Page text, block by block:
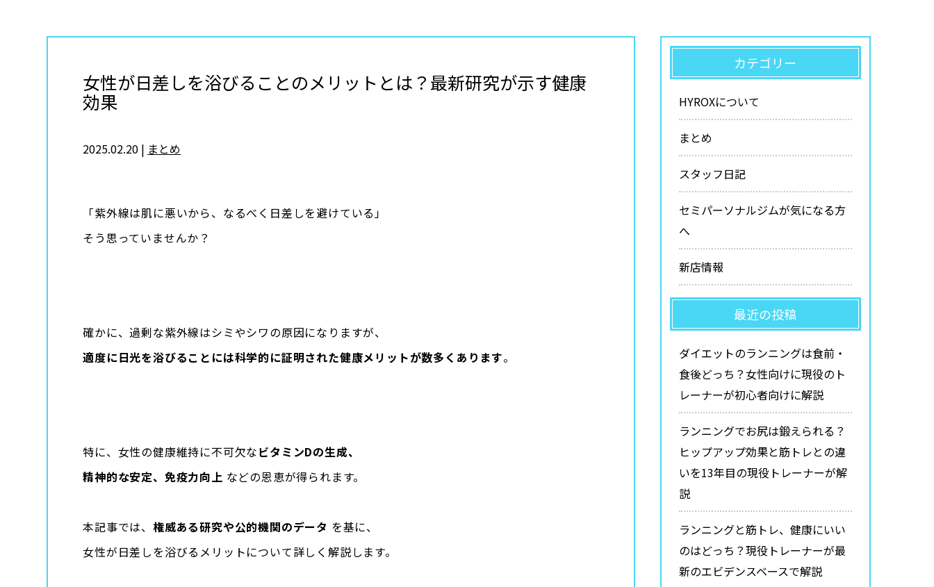
女性が日差しを浴びることのメリットとは？最新研究が示す健康
効果
2025.02.20 | まとめ
「紫外線は肌に悪いから、なるべく日差しを避けている」
そう思っていませんか？
確かに、過剰な紫外線はシミやシワの原因になりますが、
適度に日光を浴びることには科学的に証明された健康メリットが数多くあります。
特に、女性の健康維持に不可欠なビタミンDの生成、
精神的な安定、免疫力向上 などの恩恵が得られます。
本記事では、権威ある研究や公的機関のデータ を基に、
女性が日差しを浴びるメリットについて詳しく解説します。
カテゴリー
HYROXについて
まとめ
スタッフ日記
セミパーソナルジムが気になる方
へ
新店情報
最近の投稿
ダイエットのランニングは食前・
食後どっち？女性向けに現役のト
レーナーが初心者向けに解説
ランニングでお尻は鍛えられる？
ヒップアップ効果と筋トレとの違
いを13年目の現役トレーナーが解
説
ランニングと筋トレ、健康にいい
のはどっち？現役トレーナーが最
新のエビデンスベースで解説